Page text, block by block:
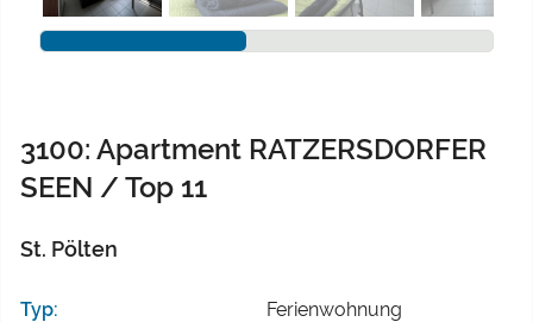
3100: Apartment RATZERSDORFER
SEEN / Top 11
St. Pölten
Typ:
Ferienwohnung